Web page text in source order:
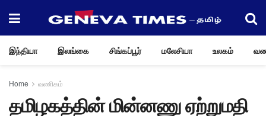
இந்தியா இலங்கை சிங்கப்பூர் மலேசியா உலகம்
Home வணிகம்
தமிழகத்தின் மின்னணு ஏற்றுமதி